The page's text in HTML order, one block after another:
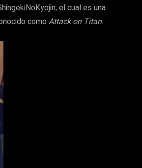
el cual es una
como Attack on Titan.